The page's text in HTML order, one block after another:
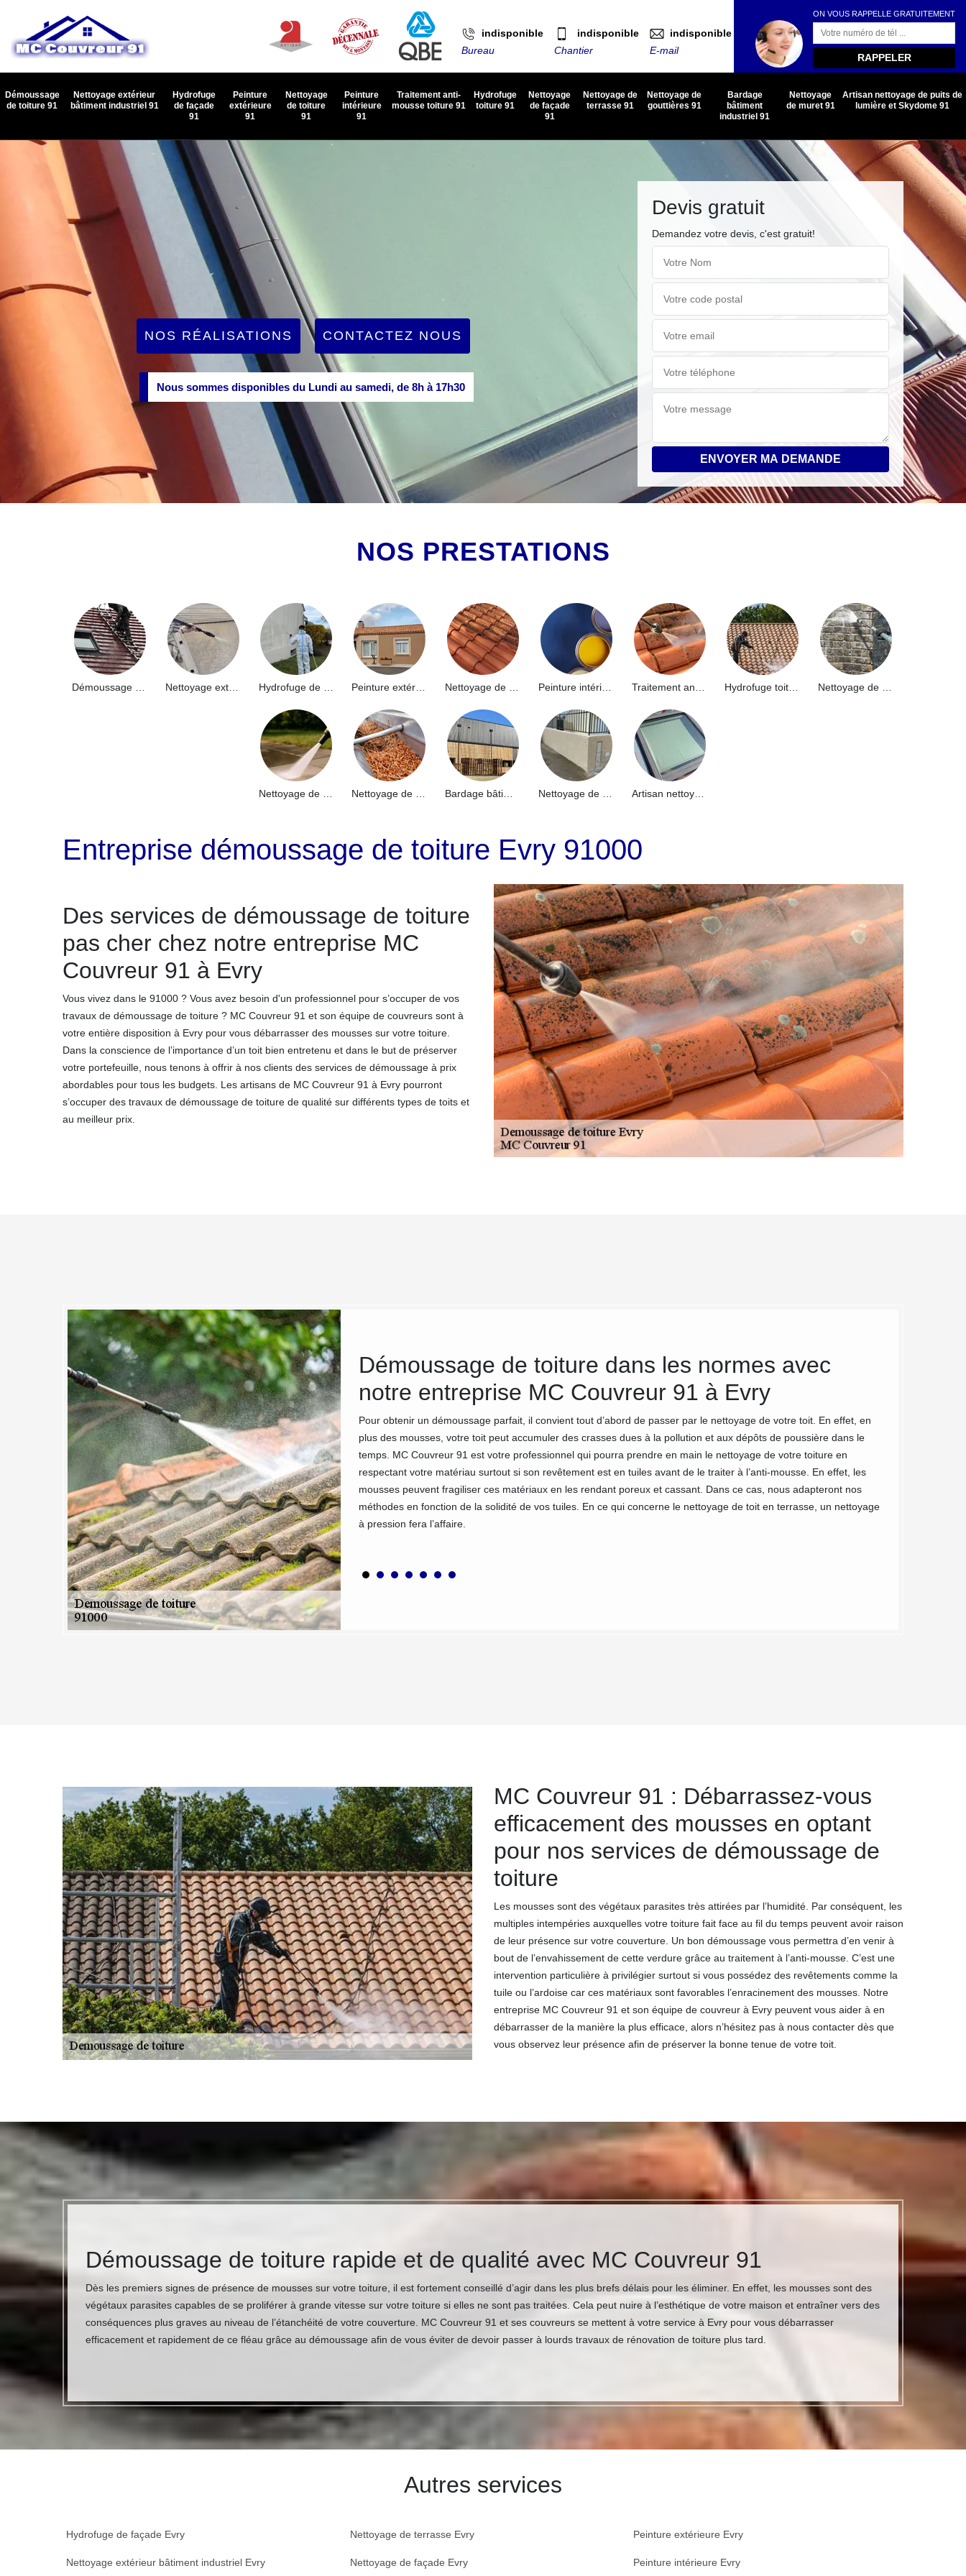
indisponible
Bureau
indisponible
Chantier
indisponible
E-mail
ON VOUS RAPPELLE GRATUITEMENT
Démoussage
de toiture 91
Nettoyage extérieur
bâtiment industriel 91
Hydrofuge
de façade
91
Peinture
extérieure
91
Nettoyage
de toiture
91
Peinture
intérieure
91
Traitement anti-
mousse toiture 91
Hydrofuge
toiture 91
Nettoyage
de façade
91
Nettoyage de
terrasse 91
Nettoyage de
gouttières 91
Bardage
bâtiment
industriel 91
Nettoyage
de muret 91
Artisan nettoyage de puits de
lumière et Skydome 91
NOS RÉALISATIONS CONTACTEZ NOUS
Nous sommes disponibles du Lundi au samedi, de 8h à 17h30
Devis gratuit
Demandez votre devis, c'est gratuit!
NOS PRESTATIONS
Nettoyage extérieur bâtiment industriel 91 Peinture intérieure 91
Artisan nettoyage de puits de lumière et Skydome 91
Entreprise démoussage de toiture Evry 91000
Des services de démoussage de toiture
pas cher chez notre entreprise MC
Couvreur 91 à Evry
Vous vivez dans le 91000 ? Vous avez besoin d'un professionnel pour s’occuper de vos
travaux de démoussage de toiture ? MC Couvreur 91 et son équipe de couvreurs sont à
votre entière disposition à Evry pour vous débarrasser des mousses sur votre toiture.
Dans la conscience de l’importance d’un toit bien entretenu et dans le but de préserver
votre portefeuille, nous tenons à offrir à nos clients des services de démoussage à prix
abordables pour tous les budgets. Les artisans de MC Couvreur 91 à Evry pourront
s’occuper des travaux de démoussage de toiture de qualité sur différents types de toits et
au meilleur prix.
démousse votre toit à Evry et ses
de produits de traitement
qui pense à l’environnement et c’est d’ailleurs ce qui fait notre
que nous utilisons sont sans danger pour votre santé et
démoussage de toiture, vous pouvez nous faire entièrement confiance.
nous permettent d’offrir des prestations respectant toutes les normes.
à nous contacter. Avec MC Couvreur 91 le traitement anti-mousse de votre
respect de l’environnement.
Démoussage de toiture dans les normes avec
notre entreprise MC Couvreur 91 à Evry
Pour obtenir un démoussage parfait, il convient tout d’abord de passer par le nettoyage de votre toit. En effet, en
plus des mousses, votre toit peut accumuler des crasses dues à la pollution et aux dépôts de poussière dans le
temps. MC Couvreur 91 est votre professionnel qui pourra prendre en main le nettoyage de votre toiture en
respectant votre matériau surtout si son revêtement est en tuiles avant de le traiter à l’anti-mousse. En effet, les
mousses peuvent fragiliser ces matériaux en les rendant poreux et cassant. Dans ce cas, nous adapteront nos
méthodes en fonction de la solidité de vos tuiles. En ce qui concerne le nettoyage de toit en terrasse, un nettoyage
à pression fera l’affaire.
MC Couvreur 91 : Débarrassez-vous
efficacement des mousses en optant
pour nos services de démoussage de
toiture
Les mousses sont des végétaux parasites très attirées par l’humidité. Par conséquent, les
multiples intempéries auxquelles votre toiture fait face au fil du temps peuvent avoir raison
de leur présence sur votre couverture. Un bon démoussage vous permettra d’en venir à
bout de l’envahissement de cette verdure grâce au traitement à l’anti-mousse. C’est une
intervention particulière à privilégier surtout si vous possédez des revêtements comme la
tuile ou l’ardoise car ces matériaux sont favorables l’enracinement des mousses. Notre
entreprise MC Couvreur 91 et son équipe de couvreur à Evry peuvent vous aider à en
débarrasser de la manière la plus efficace, alors n’hésitez pas à nous contacter dès que
vous observez leur présence afin de préserver la bonne tenue de votre toit.
Démoussage de toiture rapide et de qualité avec MC Couvreur 91
Dès les premiers signes de présence de mousses sur votre toiture, il est fortement conseillé d’agir dans les plus brefs délais pour les éliminer. En effet, les mousses sont des
végétaux parasites capables de se proliférer à grande vitesse sur votre toiture si elles ne sont pas traitées. Cela peut nuire à l’esthétique de votre maison et entraîner vers des
conséquences plus graves au niveau de l’étanchéité de votre couverture. MC Couvreur 91 et ses couvreurs se mettent à votre service à Evry pour vous débarrasser
efficacement et rapidement de ce fléau grâce au démoussage afin de vous éviter de devoir passer à lourds travaux de rénovation de toiture plus tard.
Autres services
Hydrofuge de façade Evry
Nettoyage extérieur bâtiment industriel Evry
Nettoyage de terrasse Evry
Nettoyage de façade Evry
Peinture extérieure Evry
Peinture intérieure Evry